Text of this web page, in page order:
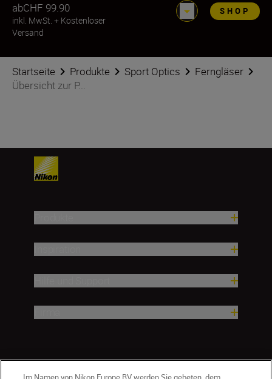
abCHF 99.90
inkl. MwSt. + Kostenloser
Versand
SHOP
Startseite Produkte Sport Optics
Ferngläser
Übersicht zur P...